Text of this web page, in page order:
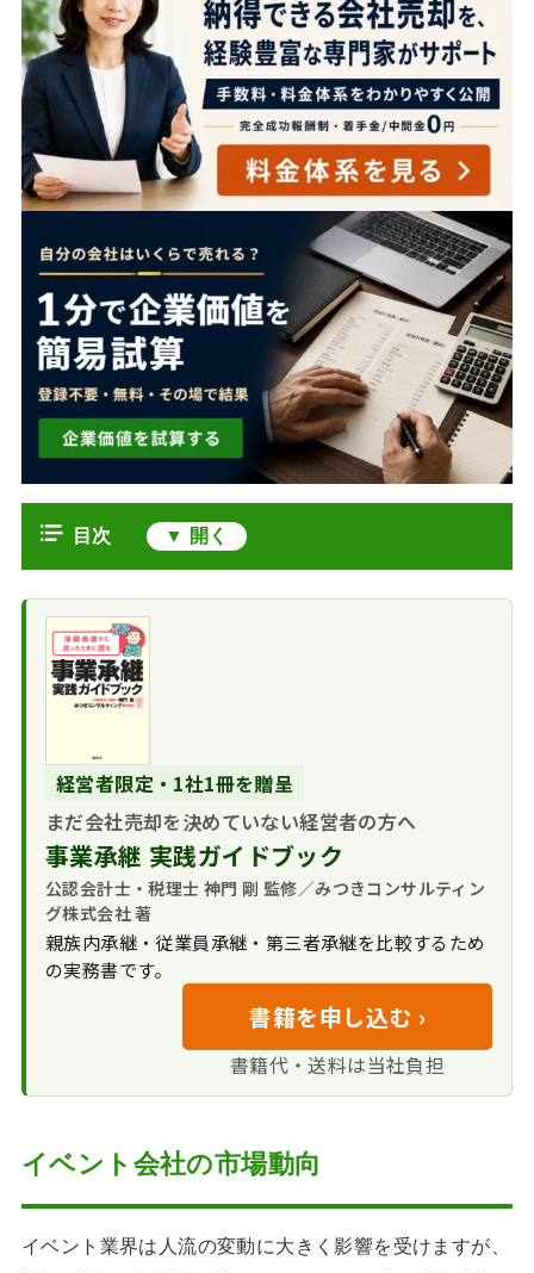
目次
による変化
ル融合のハイブリッド
型需要
イベント会社における売却のメリッ
ト・課題
のメリット
人材不足と労働環
境の整備
イベント業界特有
のコスト構造の課題
イベント会社の売却相場と株式評価
評価額を左右する
具体的な指標
フィー型業務比率
が評価倍率の上下を決
イント
理する
書類整理と管理体
制の構築
未払いリスクの解消
業績の維持向上に
株式譲渡と事業譲渡の違いと選択
会社ごと引き継ぐ
株式譲渡
出す事業譲渡
渡の比較表
従業員の雇用と引継ぎについて
雇用条件の維持と
従業員への情報開
組織統合による前
向きな変化
イベント企画等の会社売却の事例
ームでの事例確認
みつきコンサルティングの料金体系
（着手金・中間金ゼロ）
イベント会社に精通したM&A仲介
会社｜みつきコンサルティング
会社売却の関連コラム
経営者限定・1社1冊を贈呈
まだ会社売却を決めていない経営者の方へ
事業承継 実践ガイドブック
公認会計士・税理士 神門 剛 監修／みつきコンサルティン
グ株式会社 著
親族内承継・従業員承継・第三者承継を比較するため
の実務書です。
書籍を申し込む ›
書籍代・送料は当社負担
イベント会社の市場動向
イベント業界は人流の変動に大きく影響を受けますが、